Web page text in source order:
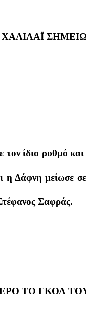
ίδιο ρυθμό
η Δάφνη μείωσε
Σαφράς.
ΤΟ ΓΚΟΛ